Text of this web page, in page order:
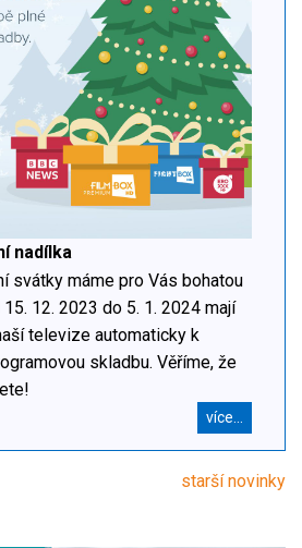
nadílka
svátky máme pro Vás bohatou
12. 2023 do 5. 1. 2024 mají
televize automaticky k
skladbu. Věříme, že
více...
starší novinky